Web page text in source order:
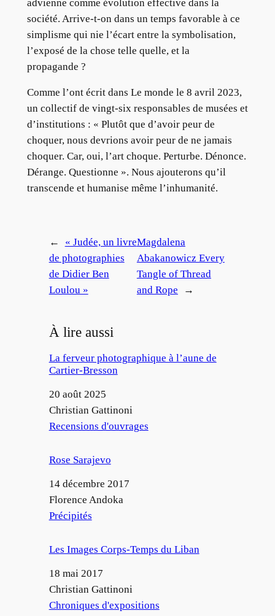
advienne comme évolution effective dans la
société. Arrive-t-on dans un temps favorable à ce
simplisme qui nie l’écart entre la symbolisation,
l’exposé de la chose telle quelle, et la
propagande ?
Comme l’ont écrit dans Le monde le 8 avril 2023,
un collectif de vingt-six responsables de musées et
d’institutions : « Plutôt que d’avoir peur de
choquer, nous devrions avoir peur de ne jamais
choquer. Car, oui, l’art choque. Perturbe. Dénonce.
Dérange. Questionne ». Nous ajouterons qu’il
transcende et humanise même l’inhumanité.
←
« Judée, un livre
de photographies
de Didier Ben
Loulou »
Magdalena
Abakanowicz Every
Tangle of Thread
and Rope
→
À lire aussi
La ferveur photographique à l’aune de
Cartier-Bresson
Date
20 août 2025
Auteur
Christian Gattinoni
Par rapport à
Recensions d'ouvrages
Rose Sarajevo
Date
14 décembre 2017
Auteur
Florence Andoka
Par rapport à
Précipités
Les Images Corps-Temps du Liban
Date
18 mai 2017
Auteur
Christian Gattinoni
Par rapport à
Chroniques d'expositions